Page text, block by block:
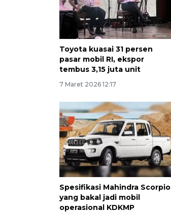
Toyota kuasai 31 persen
pasar mobil RI, ekspor
tembus 3,15 juta unit
7 Maret 2026 12:17
Spesifikasi Mahindra Scorpio
yang bakal jadi mobil
operasional KDKMP